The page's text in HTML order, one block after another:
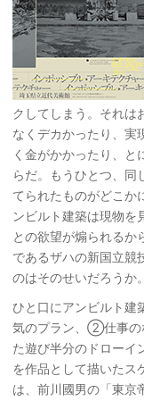
クしてしまう。それは
なくデカかったり、実
く金がかかったり、と
らだ。もうひとつ、同
てられたものがどこか
ンビルト建築は現物を
との欲望が煽られるか
であるザハの新国立競
のはそのせいだろうか。
ひと口にアンビルト
気のプラン、②仕事の
た遊び半分のドロー
を作品として描いたス
は、前川國男の「東京